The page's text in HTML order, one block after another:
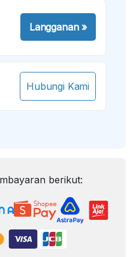
Langganan»
Hubungi Kami
berikut: